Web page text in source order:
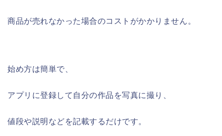
商品が売れなかった場合のコストがかかりません。
始め方は簡単で、
アプリに登録して自分の作品を写真に撮り、
値段や説明などを記載するだけです。